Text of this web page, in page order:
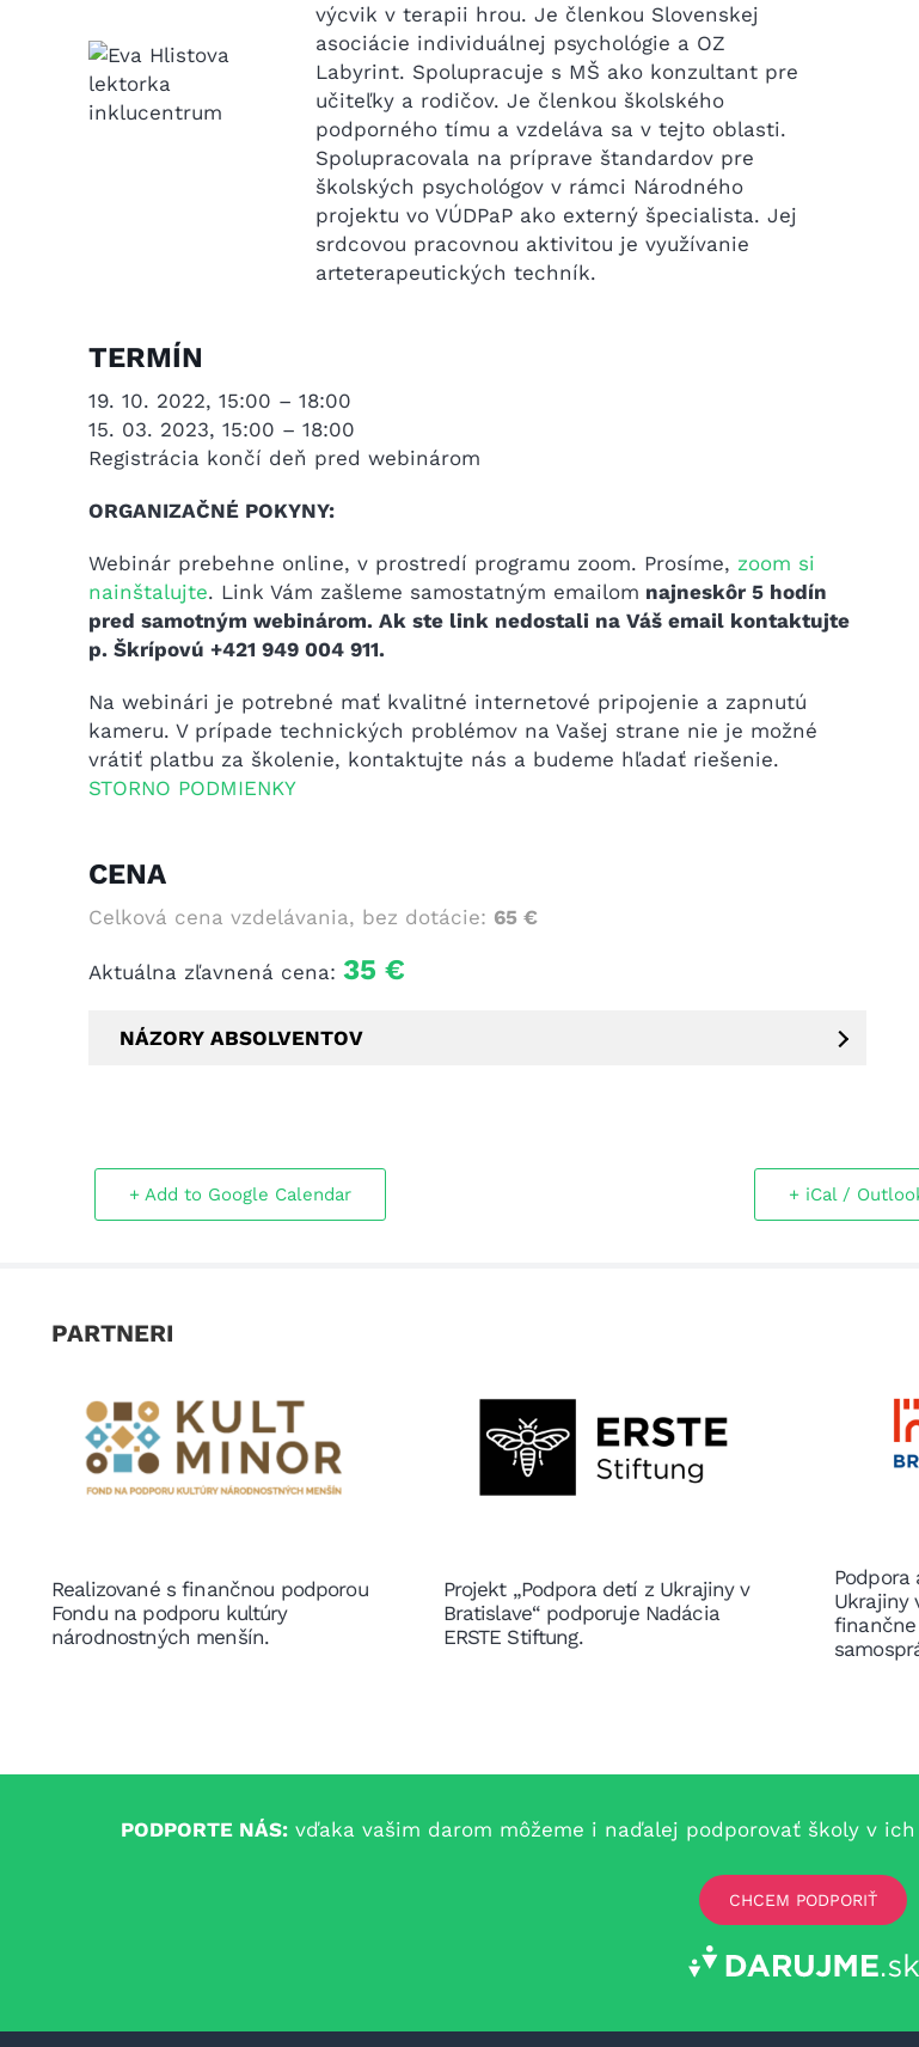
výcvik v terapii hrou. Je členkou Slovenskej
asociácie individuálnej psychológie a OZ
Labyrint. Spolupracuje s MŠ ako konzultant pre
učiteľky a rodičov. Je členkou školského
podporného tímu a vzdeláva sa v tejto oblasti.
Spolupracovala na príprave štandardov pre
školských psychológov v rámci Národného
projektu vo VÚDPaP ako externý špecialista. Jej
srdcovou pracovnou aktivitou je využívanie
arteterapeutických techník.
TERMÍN
19. 10. 2022, 15:00 – 18:00
15. 03. 2023, 15:00 – 18:00
Registrácia končí deň pred webinárom
ORGANIZAČNÉ POKYNY:
Webinár prebehne online, v prostredí programu zoom. Prosíme, zoom si
nainštalujte. Link Vám zašleme samostatným emailom najneskôr 5 hodín
pred samotným webinárom. Ak ste link nedostali na Váš email kontaktujte
p. Škrípovú +421 949 004 911.
Na webinári je potrebné mať kvalitné internetové pripojenie a zapnutú
kameru. V prípade technických problémov na Vašej strane nie je možné
vrátiť platbu za školenie, kontaktujte nás a budeme hľadať riešenie.
STORNO PODMIENKY
CENA
Celková cena vzdelávania, bez dotácie: 65 €
Aktuálna zľavnená cena: 35 €
NÁZORY ABSOLVENTOV
+ Add to Google Calendar + iCal /
PARTNERI
Realizované s finančnou podporou
Fondu na podporu kultúry
národnostných menšín.
Projekt „Podpora detí z Ukrajiny v
Bratislave“ podporuje Nadácia
ERSTE Stiftung.
Podpora
Ukrajiny
finančne
PODPORTE NÁS:vďaka vašim darom môžeme i naďalej podporovať školy v
CHCEM PODPORIŤ